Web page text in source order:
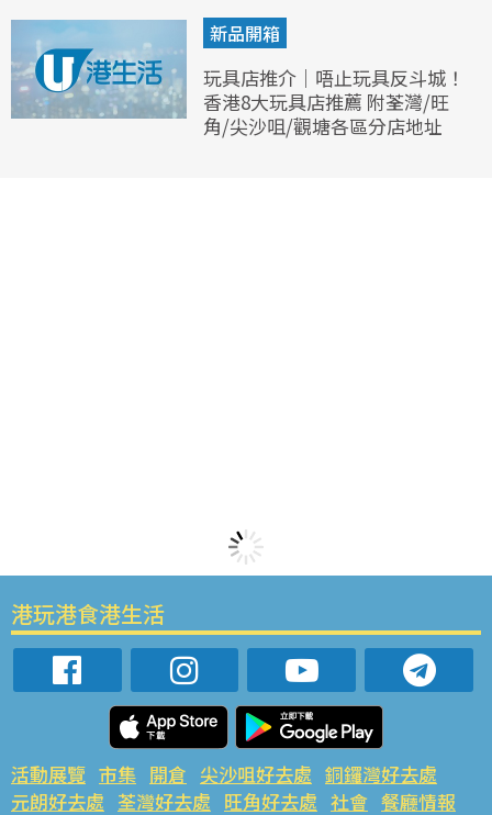
新品開箱
玩具店推介｜唔止玩具反斗城！
香港8大玩具店推薦 附荃灣/旺
角/尖沙咀/觀塘各區分店地址
港玩港食港生活
活動展覽 市集 開倉 尖沙咀好去處 銅鑼灣好去處
元朗好去處 荃灣好去處 旺角好去處 社會 餐廳情報